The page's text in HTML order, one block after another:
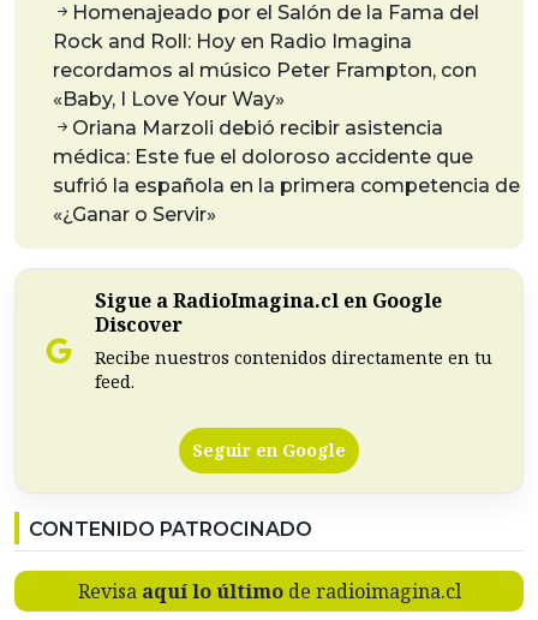
Homenajeado por el Salón de la Fama del
Rock and Roll: Hoy en Radio Imagina
recordamos al músico Peter Frampton, con
«Baby, I Love Your Way»
Oriana Marzoli debió recibir asistencia
médica: Este fue el doloroso accidente que
sufrió la española en la primera competencia de
«¿Ganar o Servir»
Sigue a RadioImagina.cl en Google
Discover
Recibe nuestros contenidos directamente en tu
feed.
Seguir en Google
CONTENIDO PATROCINADO
Revisa aquí lo últimode radioimagina.cl